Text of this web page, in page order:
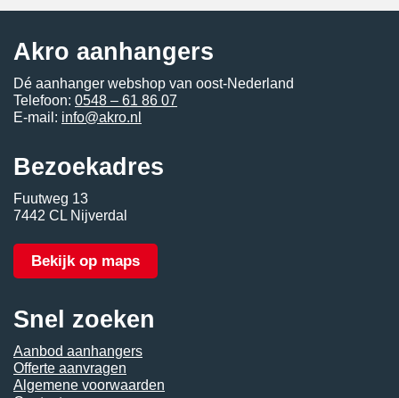
Akro aanhangers
Dé aanhanger webshop van oost-Nederland
Telefoon: 0548 – 61 86 07
E-mail: info@akro.nl
Bezoekadres
Fuutweg 13
7442 CL Nijverdal
Bekijk op maps
Snel zoeken
Aanbod aanhangers
Offerte aanvragen
Algemene voorwaarden